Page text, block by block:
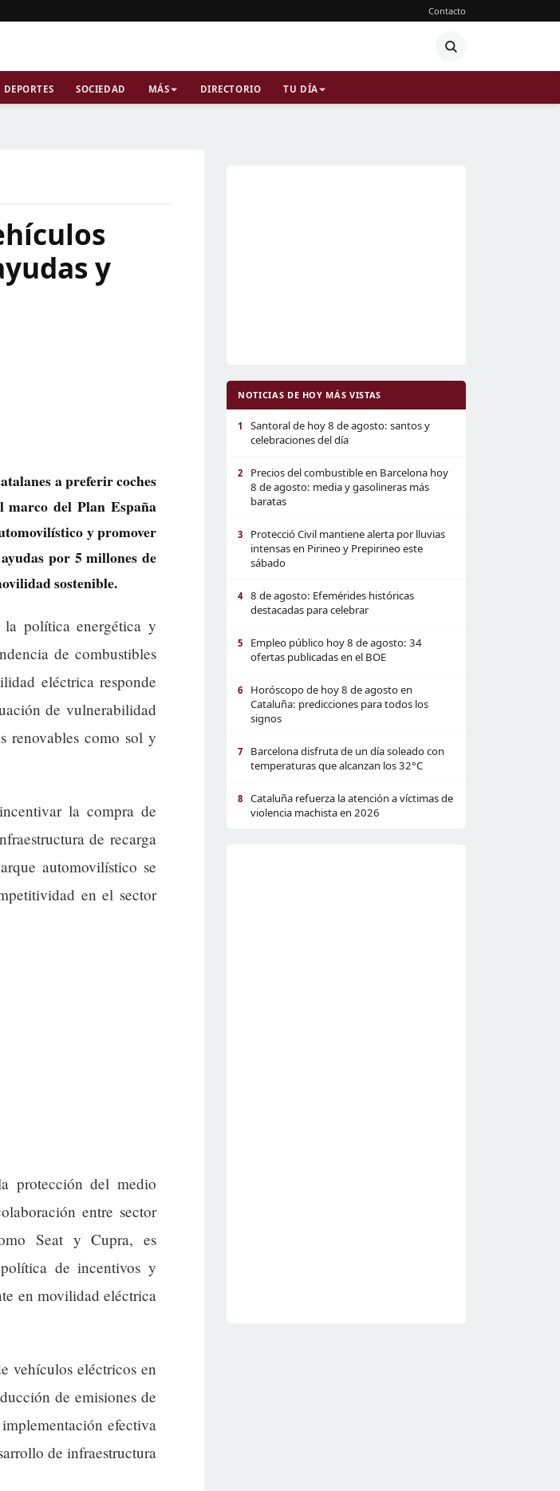
Contacto
DEPORTES SOCIEDAD MÁS DIRECTORIO TU DÍA
y
a preferir coches
marco del Plan España
y promover
por 5 millones de
sostenible.
la política energética y
de combustibles
eléctrica responde
de vulnerabilidad
renovables como sol y
la compra de
de recarga
automovilístico se
en el sector
protección del medio
entre sector
Seat y Cupra, es
de incentivos y
en movilidad eléctrica
vehículos eléctricos en
de emisiones de
efectiva
de infraestructura
NOTICIAS DE HOY MÁS VISTAS
1
Santoral de hoy 8 de agosto: santos y
celebraciones del día
2
Precios del combustible en Barcelona hoy
8 de agosto: media y gasolineras más
baratas
3
Protecció Civil mantiene alerta por lluvias
intensas en Pirineo y Prepirineo este
sábado
4
8 de agosto: Efemérides históricas
destacadas para celebrar
5
Empleo público hoy 8 de agosto: 34
ofertas publicadas en el BOE
6
Horóscopo de hoy 8 de agosto en
Cataluña: predicciones para todos los
signos
7
Barcelona disfruta de un día soleado con
temperaturas que alcanzan los 32°C
8
Cataluña refuerza la atención a víctimas de
violencia machista en 2026